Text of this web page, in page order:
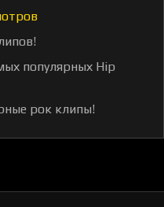
популярных Hip
рок клипы!